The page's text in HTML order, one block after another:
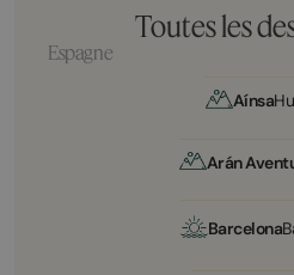
Toutes les
Espagne
Aínsa
Arán
Barcelona